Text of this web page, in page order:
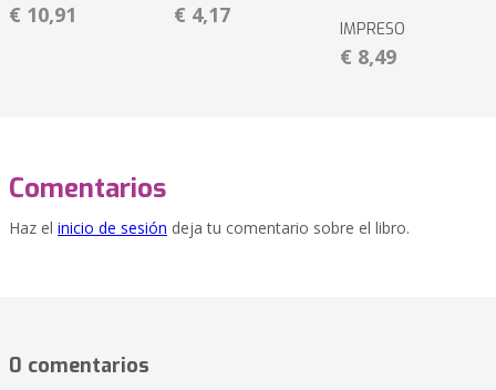
€ 10,91 € 4,17
IMPRESO
€ 8,49
Comentarios
Haz el inicio de sesión deja tu comentario sobre el libro.
0 comentarios